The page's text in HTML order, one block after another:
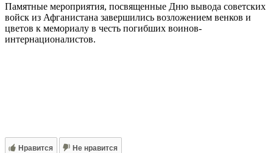
Памятные мероприятия, посвященные Дню вывода советских
войск из Афганистана завершились возложением венков и
цветов к мемориалу в честь погибших воинов-
интернационалистов.
Нравится Не нравится